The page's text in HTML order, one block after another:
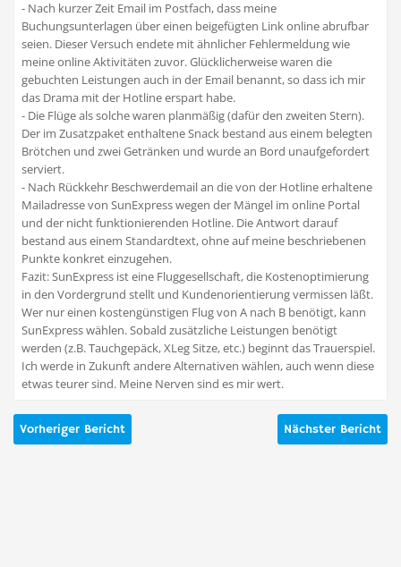
- Nach kurzer Zeit Email im Postfach, dass meine
Buchungsunterlagen über einen beigefügten Link online abrufbar
seien. Dieser Versuch endete mit ähnlicher Fehlermeldung wie
meine online Aktivitäten zuvor. Glücklicherweise waren die
gebuchten Leistungen auch in der Email benannt, so dass ich mir
das Drama mit der Hotline erspart habe.
- Die Flüge als solche waren planmäßig (dafür den zweiten Stern).
Der im Zusatzpaket enthaltene Snack bestand aus einem belegten
Brötchen und zwei Getränken und wurde an Bord unaufgefordert
serviert.
- Nach Rückkehr Beschwerdemail an die von der Hotline erhaltene
Mailadresse von SunExpress wegen der Mängel im online Portal
und der nicht funktionierenden Hotline. Die Antwort darauf
bestand aus einem Standardtext, ohne auf meine beschriebenen
Punkte konkret einzugehen.
Fazit: SunExpress ist eine Fluggesellschaft, die Kostenoptimierung
in den Vordergrund stellt und Kundenorientierung vermissen läßt.
Wer nur einen kostengünstigen Flug von A nach B benötigt, kann
SunExpress wählen. Sobald zusätzliche Leistungen benötigt
werden (z.B. Tauchgepäck, XLeg Sitze, etc.) beginnt das Trauerspiel.
Ich werde in Zukunft andere Alternativen wählen, auch wenn diese
etwas teurer sind. Meine Nerven sind es mir wert.
Nächster Bericht
Vorheriger Bericht